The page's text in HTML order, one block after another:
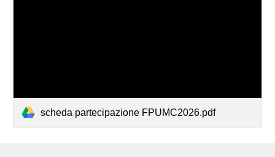
scheda partecipazione FPUMC2026.pdf